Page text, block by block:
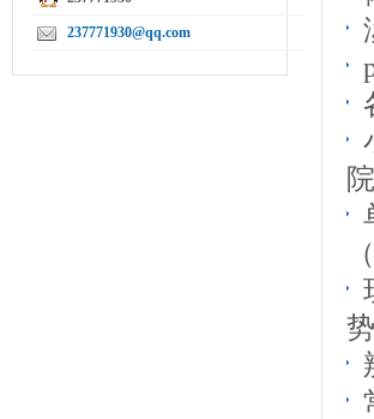
237771930@qq.com
院
势